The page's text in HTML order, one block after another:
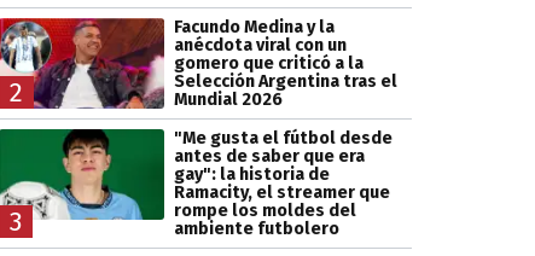
2
Facundo Medina y la
anécdota viral con un
gomero que criticó a la
Selección Argentina tras el
Mundial 2026
3
"Me gusta el fútbol desde
antes de saber que era
gay": la historia de
Ramacity, el streamer que
rompe los moldes del
ambiente futbolero